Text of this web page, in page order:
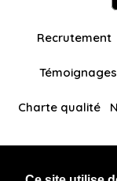
Recrutement
Témoignages
Charte qualité